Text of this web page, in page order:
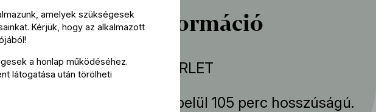
További információ
Bérletek: SOLTI BÉRLET
Az esemény körülbelül 105 perc hosszúságú.
amelyek szükségesek
Kérjük, hogy az alkalmazott
!
a honlap működéséhez.
látogatása után törölheti